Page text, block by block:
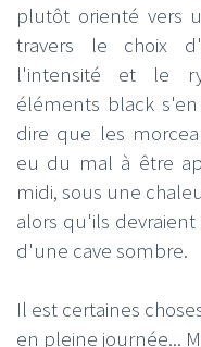
plutôt orienté vers
travers le choix
l'intensité et le
éléments black
dire que les
eu du mal à être
midi, sous une
alors qu'ils
d'une cave sombre.
Il est certaines
en pleine journée...